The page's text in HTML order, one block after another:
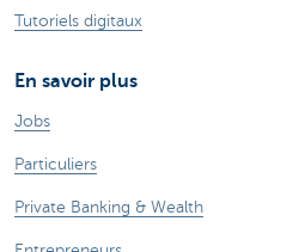
Tutoriels digitaux
En savoir plus
Jobs
Particuliers
Private Banking & Wealth